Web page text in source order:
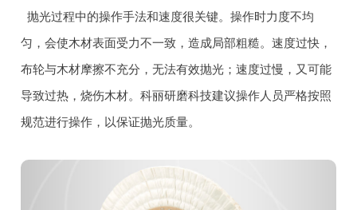
抛光过程中的操作手法和速度很关键。操作时力度不均
匀，会使木材表面受力不一致，造成局部粗糙。速度过快，
布轮与木材摩擦不充分，无法有效抛光；速度过慢，又可能
导致过热，烧伤木材。科丽研磨科技建议操作人员严格按照
规范进行操作，以保证抛光质量。